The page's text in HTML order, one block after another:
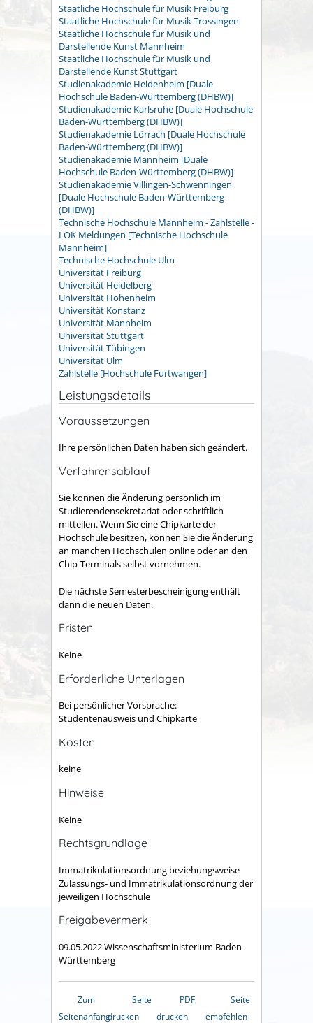
Staatliche Hochschule für Musik Freiburg
Staatliche Hochschule für Musik Trossingen
Staatliche Hochschule für Musik und
Darstellende Kunst Mannheim
Staatliche Hochschule für Musik und
Darstellende Kunst Stuttgart
Studienakademie Heidenheim [Duale
Hochschule Baden-Württemberg (DHBW)]
Studienakademie Karlsruhe [Duale Hochschule
Baden-Württemberg (DHBW)]
Studienakademie Lörrach [Duale Hochschule
Baden-Württemberg (DHBW)]
Studienakademie Mannheim [Duale
Hochschule Baden-Württemberg (DHBW)]
Studienakademie Villingen-Schwenningen
[Duale Hochschule Baden-Württemberg
(DHBW)]
Technische Hochschule Mannheim - Zahlstelle -
LOK Meldungen [Technische Hochschule
Mannheim]
Technische Hochschule Ulm
Universität Freiburg
Universität Heidelberg
Universität Hohenheim
Universität Konstanz
Universität Mannheim
Universität Stuttgart
Universität Tübingen
Universität Ulm
Zahlstelle [Hochschule Furtwangen]
Leistungsdetails
Voraussetzungen
Ihre persönlichen Daten haben sich geändert.
Verfahrensablauf
Sie können die Änderung persönlich im
Studierendensekretariat oder schriftlich
mitteilen. Wenn Sie eine Chipkarte der
Hochschule besitzen, können Sie die Änderung
an manchen Hochschulen online oder an den
Chip-Terminals selbst vornehmen.
Die nächste Semesterbescheinigung enthält
dann die neuen Daten.
Fristen
Keine
Erforderliche Unterlagen
Bei persönlicher Vorsprache:
Studentenausweis und Chipkarte
Kosten
keine
Hinweise
Keine
Rechtsgrundlage
Immatrikulationsordnung beziehungsweise
Zulassungs- und Immatrikulationsordnung der
jeweiligen Hochschule
Freigabevermerk
09.05.2022 Wissenschaftsministerium Baden-
Württemberg
Zum
Seitenanfang
Seite
drucken
PDF
drucken
Seite
empfehlen